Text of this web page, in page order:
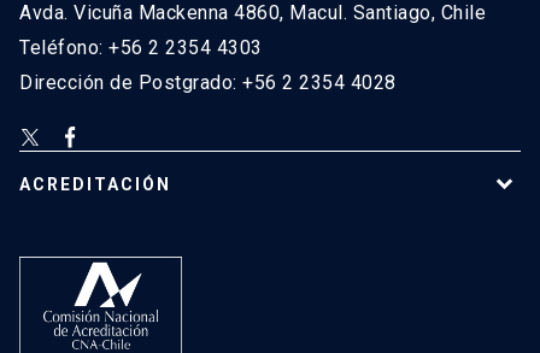
Avda. Vicuña Mackenna 4860, Macul. Santiago, Chile
Teléfono: +56 2 2354 4303
Dirección de Postgrado: +56 2 2354 4028
ACREDITACIÓN